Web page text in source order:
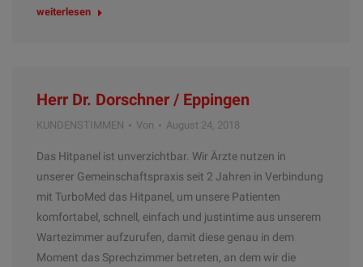
weiterlesen
Herr Dr. Dorschner / Eppingen
KUNDENSTIMMEN Von August 24, 2018
Das Hitpanel ist unverzichtbar. Wir Ärzte nutzen in
unserer Gemeinschaftspraxis seit 2 Jahren in Verbindung
mit TurboMed das Hitpanel, um unsere Patienten
komfortabel, schnell, einfach und justintime aus unserem
Wartezimmer aufzurufen, damit diese genau in dem
Moment das Sprechzimmer betreten, an dem wir die